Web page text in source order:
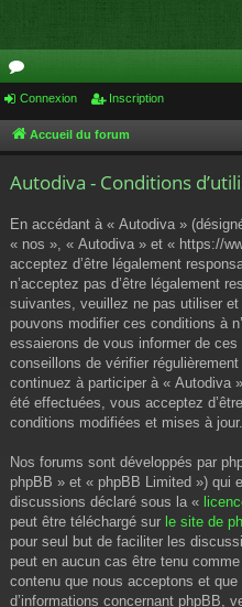
or
u
Connexion Inscription
Accueil du forum
Autodiva - Conditions
En accédant à « Autodiva »
« nos », « Autodiva » et « https://
acceptez d’être légalement
n’acceptez pas d’être légalement
suivantes, veuillez ne pas utiliser
pouvons modifier ces conditions à
essaierons de vous informer de
conseillons de vérifier
continuez à participer à « Autodiva
été effectuées, vous acceptez
conditions modifiées et mises à jour.
Nos forums sont développés par
phpBB » et « phpBB Limited ») qui
discussions déclaré sous la «
peut être téléchargé sur le site de
pour seul but de faciliter les
peut en aucun cas être tenu
contenu que nous acceptons et
d’informations concernant phpBB,